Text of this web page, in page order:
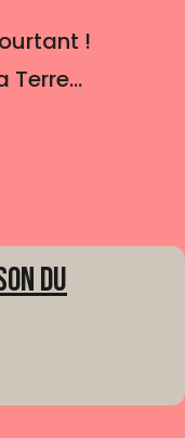
!
Terre...
du